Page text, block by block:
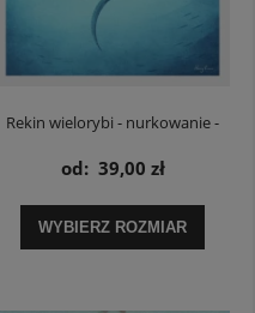
Rekin wielorybi - nurkowanie -
plakat
od: 39,00 zł
WYBIERZ ROZMIAR